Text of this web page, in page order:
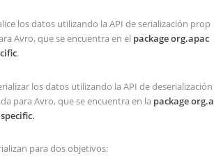
los datos utilizando la API de serialización prop
Avro, que se encuentra en el package org.apac
.
los datos utilizando la API de deserialización
para Avro, que se encuentra en la package org.a
para dos objetivos: